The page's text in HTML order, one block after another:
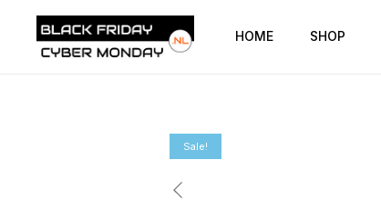
HOME SHOP
Sale!